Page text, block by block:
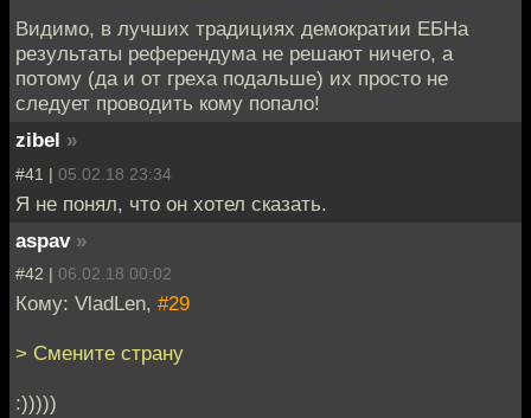
Видимо, в лучших традициях демократии ЕБНа
результаты референдума не решают ничего, а
потому (да и от греха подальше) их просто не
следует проводить кому попало!
zibel »
#41 | 05.02.18 23:34
Я не понял, что он хотел сказать.
aspav »
#42 | 06.02.18 00:02
Кому: VladLen, #29
> Смените страну
:)))))